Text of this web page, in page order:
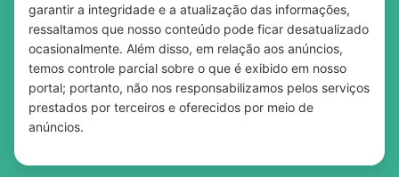
garantir a integridade e a atualização das informações,
ressaltamos que nosso conteúdo pode ficar desatualizado
ocasionalmente. Além disso, em relação aos anúncios,
temos controle parcial sobre o que é exibido em nosso
portal; portanto, não nos responsabilizamos pelos serviços
prestados por terceiros e oferecidos por meio de
anúncios.